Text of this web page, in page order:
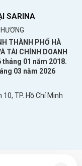
SARINA
THÀNH PHỐ HÀ
TÀI CHÍNH DOANH
tháng 01 năm 2018.
03 năm 2026
TP. Hồ Chí Minh